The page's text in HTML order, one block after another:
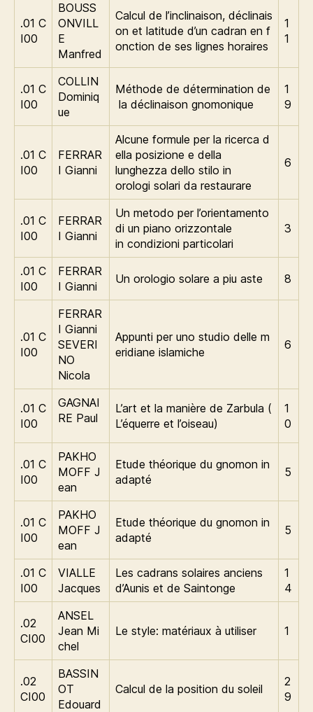
.01 C
I00
BOUSS
ONVILL
E
Manfred
Calcul de l’inclinaison, déclinais
on et latitude d’un cadran en f
onction de ses lignes horaires
1
1
.01 C
I00
COLLIN
Dominiq
ue
Méthode de détermination de
la déclinaison gnomonique
1
9
.01 C
I00
FERRAR
I Gianni
Alcune formule per la ricerca d
ella posizione e della
lunghezza dello stilo in
orologi solari da restaurare
6
.01 C
I00
FERRAR
I Gianni
Un metodo per l’orientamento
di un piano orizzontale
in condizioni particolari
3
.01 C
I00
FERRAR
I Gianni
Un orologio solare a piu aste 8
.01 C
I00
FERRAR
I Gianni
SEVERI
NO
Nicola
Appunti per uno studio delle m
eridiane islamiche
6
.01 C
I00
GAGNAI
RE Paul
L’art et la manière de Zarbula (
L’équerre et l’oiseau)
1
0
.01 C
I00
PAKHO
MOFF J
ean
Etude théorique du gnomon in
adapté
5
.01 C
I00
PAKHO
MOFF J
ean
Etude théorique du gnomon in
adapté
5
.01 C
I00
VIALLE
Jacques
Les cadrans solaires anciens
d’Aunis et de Saintonge
1
4
.02
CI00
ANSEL
Jean Mi
chel
Le style: matériaux à utiliser 1
.02
CI00
BASSIN
OT
Edouard
Calcul de la position du soleil
2
9